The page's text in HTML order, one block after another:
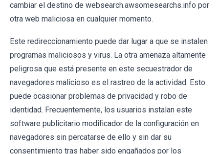
cambiar el destino de websearch.awsomesearchs.info por
otra web maliciosa en cualquier momento.
Este redireccionamiento puede dar lugar a que se instalen
programas maliciosos y virus. La otra amenaza altamente
peligrosa que está presente en este secuestrador de
navegadores malicioso es el rastreo de la actividad: Esto
puede ocasionar problemas de privacidad y robo de
identidad. Frecuentemente, los usuarios instalan este
software publicitario modificador de la configuración en
navegadores sin percatarse de ello y sin dar su
consentimiento tras haber sido engañados por los